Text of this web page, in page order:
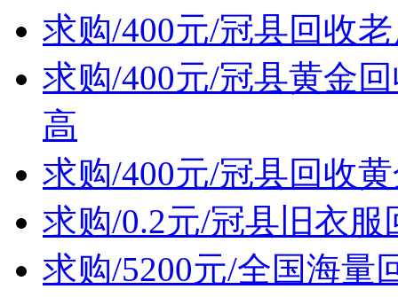
求购/400元/冠县回收
求购/400元/冠县黄金
高
求购/400元/冠县回收
求购/0.2元/冠县旧衣服
求购/5200元/全国海量